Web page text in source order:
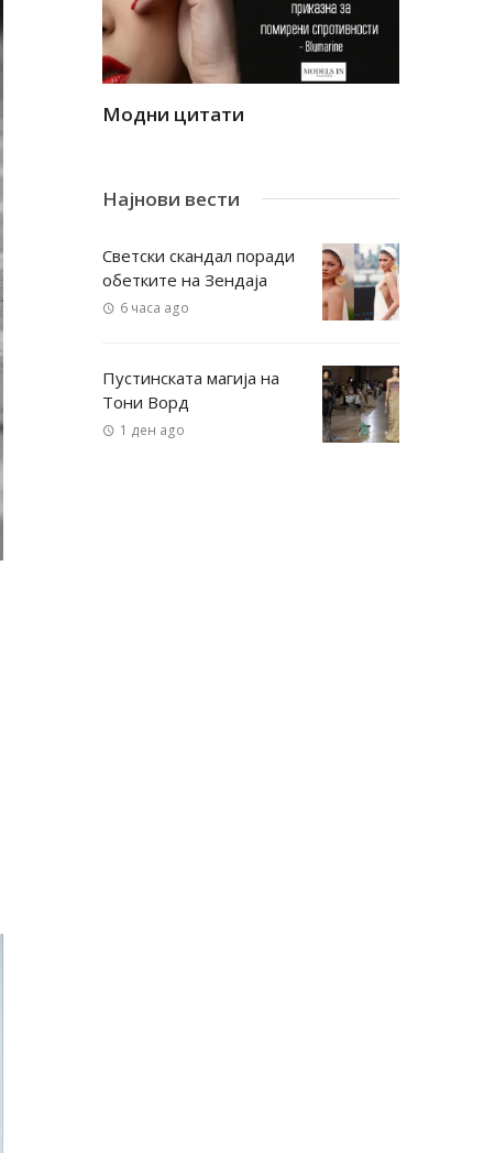
Модни цитати
Најнови вести
Светски скандал поради
обетките на Зендаја
6 часа ago
Пустинската магија на
Тони Ворд
1 ден ago